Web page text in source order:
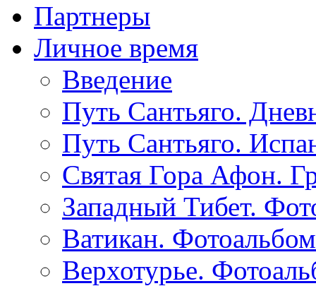
Партнеры
Личное время
Введение
Путь Сантьяго.
Путь Сантьяго.
Святая Гора Афон.
Западный Тибет.
Ватикан.
Верхотурье.